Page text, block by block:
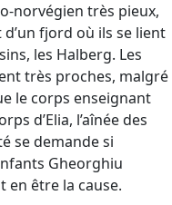
norvégien très pieux,
fjord où ils se lient
les Halberg. Les
très proches, malgré
le corps enseignant
d’Elia, l’aînée des
se demande si
Gheorghiu
être la cause.